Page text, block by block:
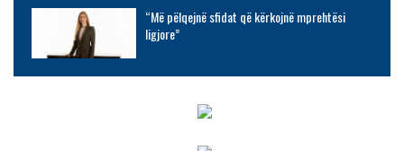
“Më pëlqejnë sfidat që kërkojnë mprehtësi
ligjore”